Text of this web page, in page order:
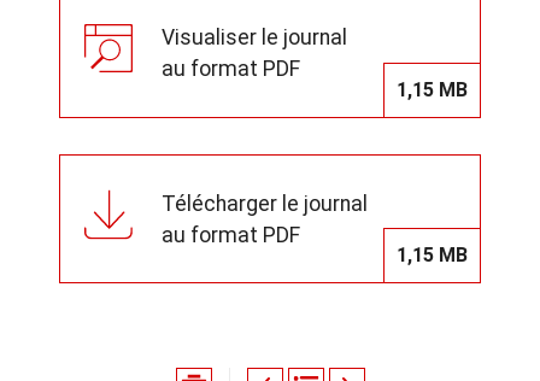
Visualiser le journal
au format PDF
1,15 MB
Télécharger le journal
au format PDF
1,15 MB